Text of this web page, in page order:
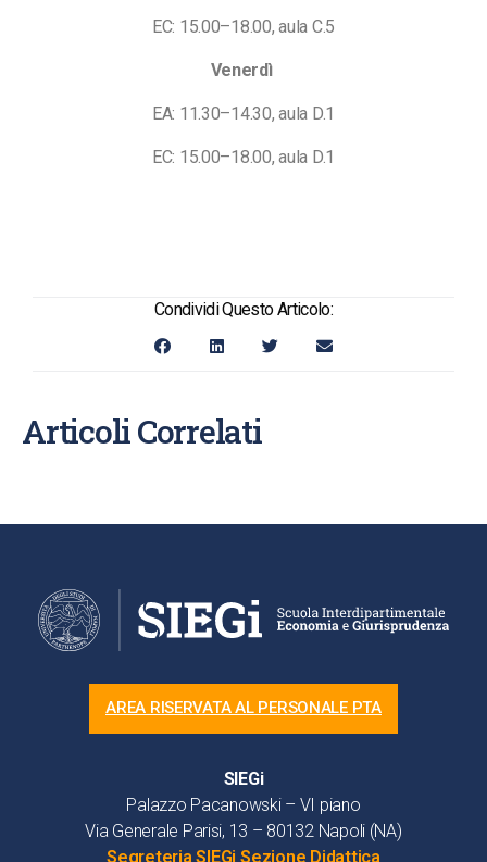
EC: 15.00–18.00, aula C.5
Venerdì
EA: 11.30–14.30, aula D.1
EC: 15.00–18.00, aula D.1
Condividi Questo Articolo:
Articoli Correlati
AREA RISERVATA AL PERSONALE PTA
SIEGi
Palazzo Pacanowski – VI piano
Via Generale Parisi, 13 – 80132 Napoli (NA)
Segreteria SIEGi Sezione Didattica